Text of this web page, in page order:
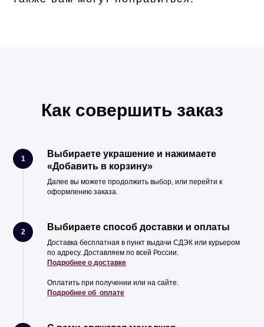
Как совершить заказ
1
Выбираете украшение и нажимаете
«Добавить в корзину»
Далее вы можете продолжить выбор, или перейти к
оформлению заказа.
2 Выбираете способ доставки и оплаты
Доставка бесплатная в пункт выдачи СДЭК или курьером
по адресу. Доставляем по всей России.
Подробнее о доставке
Оплатить при получении или на сайте.
Подробнее об оплате